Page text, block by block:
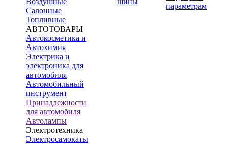
Салонные
Топливные
АВТОТОВАРЫ
Автокосметика и
Автохимия
Электрика и
электроника для
автомобиля
Автомобильный
инструмент
Принадлежности
для автомобиля
Автолампы
Электротехника
Электросамокаты
параметрам